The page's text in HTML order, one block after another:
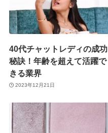
40代チャットレディの成功
秘訣！年齢を超えて活躍で
きる業界
2023年12月21日